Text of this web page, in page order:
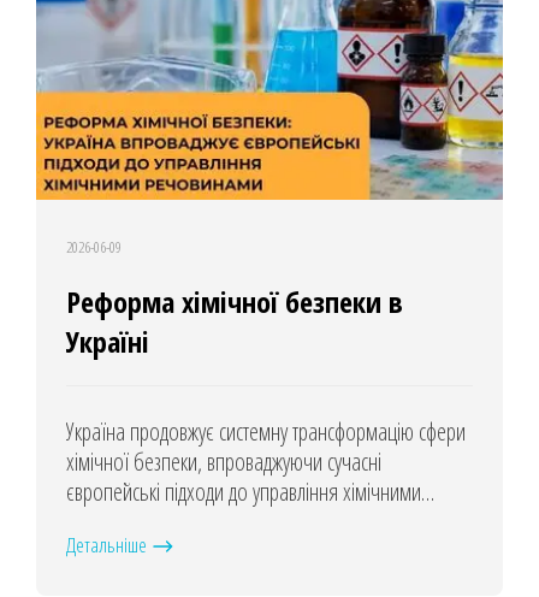
2026-06-09
Реформа хімічної безпеки в
Україні
Україна продовжує системну трансформацію сфери
хімічної безпеки, впроваджуючи сучасні
європейські підходи до управління хімічними
до членства в Європейському Союзі.
Детальніше